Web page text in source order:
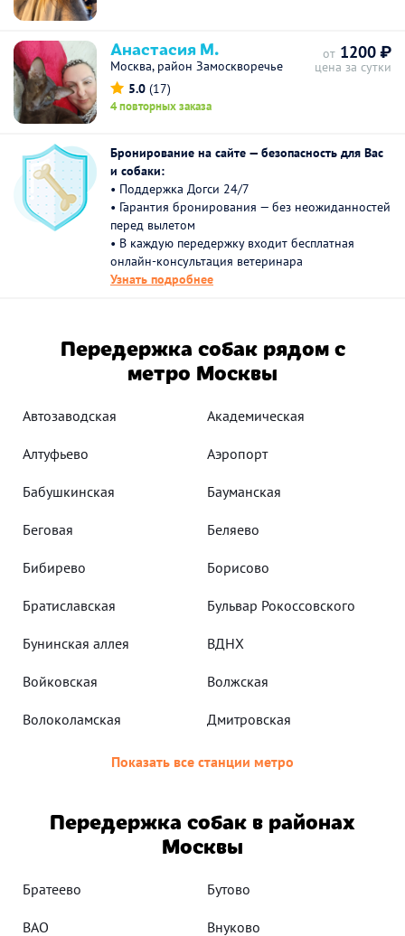
Анастасия М.
Москва, район Замоскворечье
5.0 (17)
4 повторных заказа
от 1200 ₽
цена за сутки
Бронирование на сайте — безопасность для Вас
и собаки:
• Поддержка Догси 24/7
• Гарантия бронирования — без неожиданностей
перед вылетом
• В каждую передержку входит бесплатная
онлайн-консультация ветеринара
Узнать подробнее
Передержка собак рядом с
метро Москвы
Автозаводская Академическая
Алтуфьево Аэропорт
Бабушкинская Бауманская
Беговая Беляево
Бибирево Борисово
Братиславская Бульвар Рокоссовского
Бунинская аллея ВДНХ
Войковская Волжская
Волоколамская Дмитровская
Показать все станции метро
Передержка собак в районах
Москвы
Братеево Бутово
ВАО Внуково